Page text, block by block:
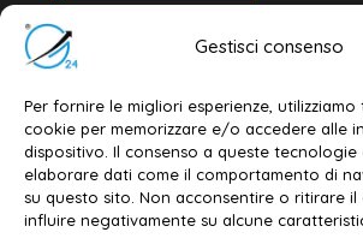
Gestisci consenso
Per fornire le migliori esperienze,
cookie per memorizzare e/o accedere alle
dispositivo. Il consenso a queste tecnologie
elaborare dati come il comportamento di
su questo sito. Non acconsentire o ritirare il
influire negativamente su alcune
Editore e direttore responsabile:
Dott. Daniele G. Masciullo
Email: redazione@galatina24.it
Contatti –Disclaimer
Privacy policy –Cookie policy